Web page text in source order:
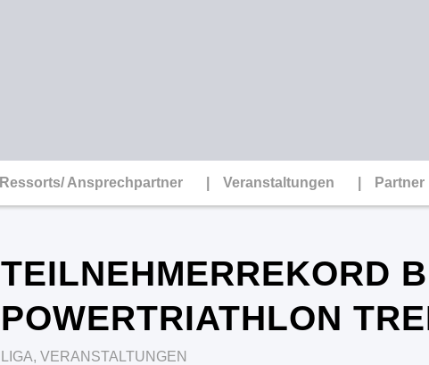
Ressorts/ Ansprechpartner Veranstaltungen Partner
TEILNEHMERREKORD
POWERTRIATHLON
LIGA, VERANSTALTUNGEN